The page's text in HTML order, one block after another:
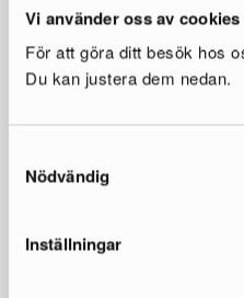
Vi använder oss av cookies
För att göra ditt besök hos
Du kan justera dem nedan.
Nödvändig
Inställningar
Profim Revo C150 pöytä
497 € 1 375 €